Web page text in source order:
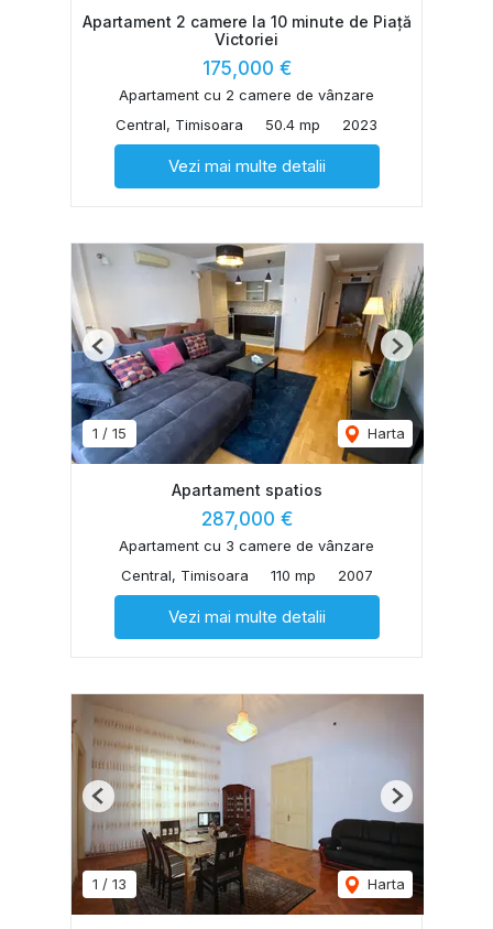
Apartament 2 camere la 10 minute de Piață
Victoriei
175,000 €
Apartament cu 2 camere de vânzare
Central, Timisoara
50.4 mp 2023
Vezi mai multe detalii
1 / 15 Harta
Previous Next
Apartament spatios
287,000 €
Apartament cu 3 camere de vânzare
Central, Timisoara
110 mp 2007
Vezi mai multe detalii
1 / 13 Harta
Previous Next